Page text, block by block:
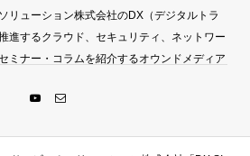
リューション株式会社のDX（デジタルトラ
進するクラウド、セキュリティ、ネットワー
ミナー・コラムを紹介するオウンドメディア